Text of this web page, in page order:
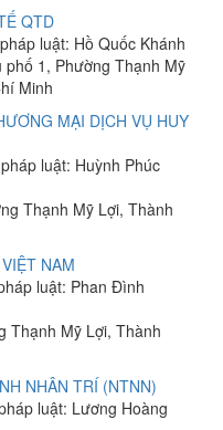
QTD
luật: Hồ Quốc Khánh
1, Phường Thạnh Mỹ
Minh
MẠI DỊCH VỤ HUY
luật: Huỳnh Phúc
Thạnh Mỹ Lợi, Thành
NAM
luật: Phan Đình
Thạnh Mỹ Lợi, Thành
NHÂN TRÍ (NTNN)
luật: Lương Hoàng